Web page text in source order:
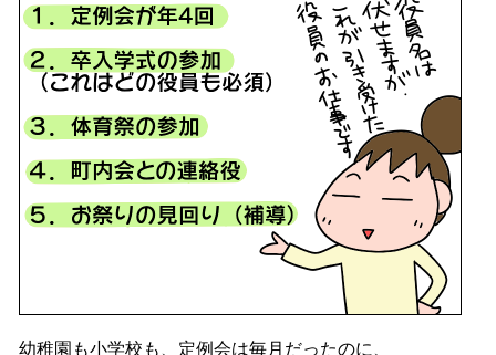
幼稚園も小学校も、定例会は毎月だったのに、